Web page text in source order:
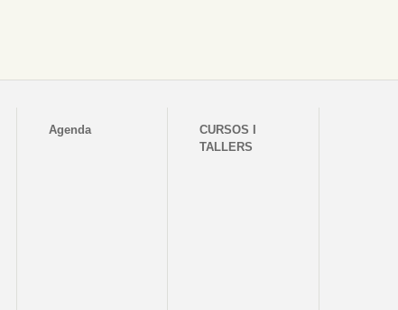
Agenda
CURSOS I
TALLERS